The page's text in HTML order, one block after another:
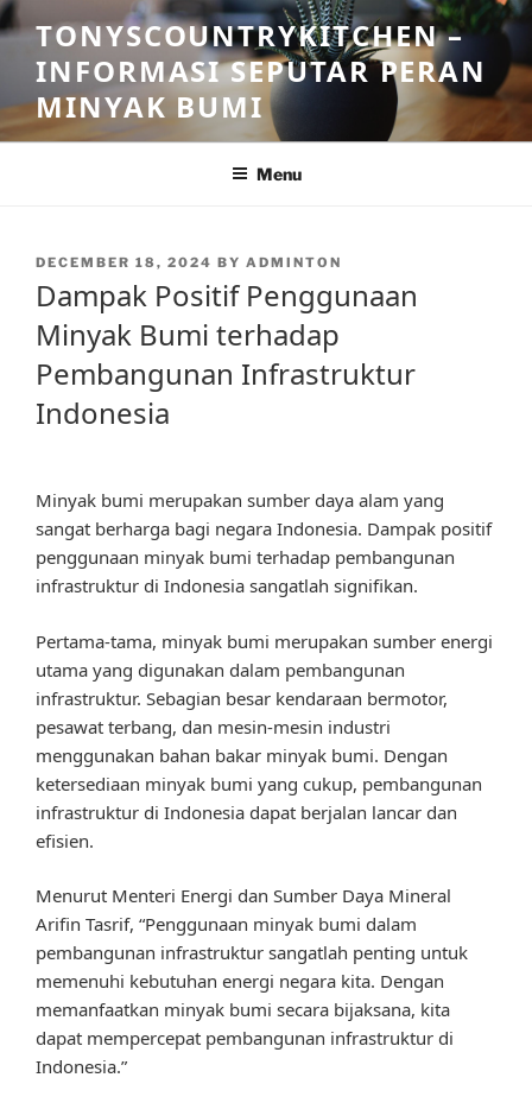
Skip
to
content
TONYSCOUNTRYKITCHEN –
INFORMASI SEPUTAR PERAN
MINYAK BUMI
Menu
POSTED
DECEMBER 18, 2024 BY ADMINTON
Dampak Positif Penggunaan
Minyak Bumi terhadap
Pembangunan Infrastruktur
Indonesia
Minyak bumi merupakan sumber daya alam yang
sangat berharga bagi negara Indonesia. Dampak positif
penggunaan minyak bumi terhadap pembangunan
infrastruktur di Indonesia sangatlah signifikan.
Pertama-tama, minyak bumi merupakan sumber energi
utama yang digunakan dalam pembangunan
infrastruktur. Sebagian besar kendaraan bermotor,
pesawat terbang, dan mesin-mesin industri
menggunakan bahan bakar minyak bumi. Dengan
ketersediaan minyak bumi yang cukup, pembangunan
infrastruktur di Indonesia dapat berjalan lancar dan
efisien.
Menurut Menteri Energi dan Sumber Daya Mineral
Arifin Tasrif, “Penggunaan minyak bumi dalam
pembangunan infrastruktur sangatlah penting untuk
memenuhi kebutuhan energi negara kita. Dengan
memanfaatkan minyak bumi secara bijaksana, kita
dapat mempercepat pembangunan infrastruktur di
Indonesia.”